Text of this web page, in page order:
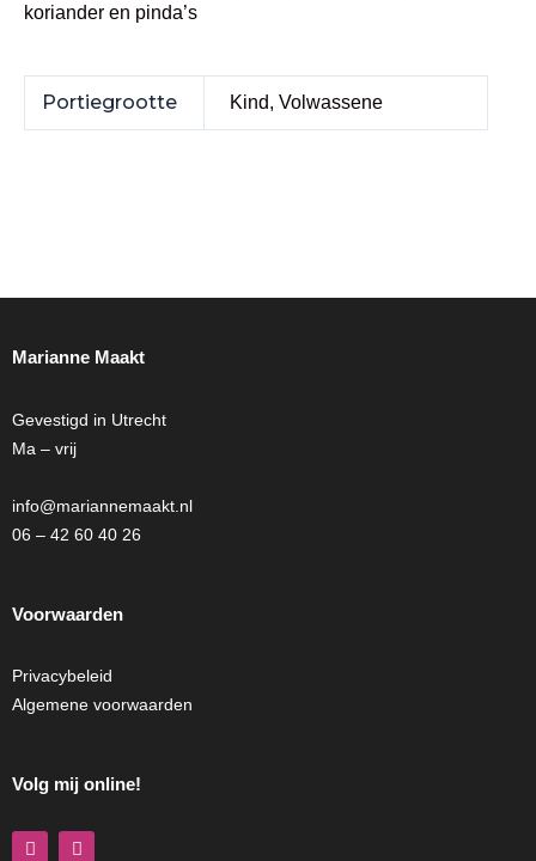
koriander en pinda’s
Portiegrootte Kind, Volwassene
Marianne Maakt
Gevestigd in Utrecht
Ma – vrij
info@mariannemaakt.nl
06 – 42 60 40 26
Voorwaarden
Privacybeleid
Algemene voorwaarden
Volg mij online!
F I